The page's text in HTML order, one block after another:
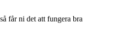
får ni det att fungera bra